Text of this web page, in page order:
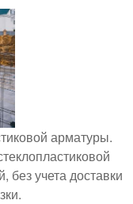
арматуры.
без учета доставки